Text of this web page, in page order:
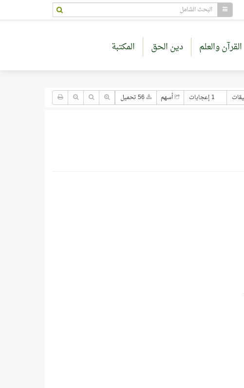
القرآن والعلم دين الحق المكتبة
1 إعجابات أسهم